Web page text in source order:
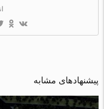
پیشنهادهای مشابه